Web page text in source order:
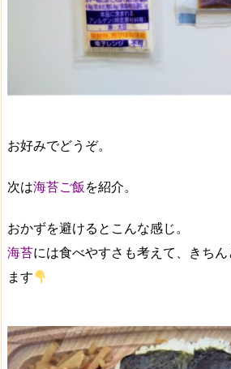
お好みでどうぞ。
次は海苔ご飯を紹介。
おかずを避けるとこんな感じ。
海苔には食べやすさも考えて、きち
ます